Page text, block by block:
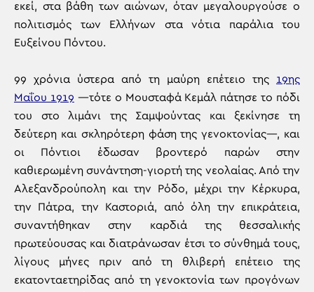
εκεί, στα βάθη των αιώνων, όταν μεγαλουργούσε ο
πολιτισμός των Ελλήνων στα νότια παράλια του
Ευξείνου Πόντου.
99 χρόνια ύστερα από τη μαύρη επέτειο της 19ης
Μαΐου 1919 —τότε ο Μουσταφά Κεμάλ πάτησε το πόδι
του στο λιμάνι της Σαμψούντας και ξεκίνησε τη
δεύτερη και σκληρότερη φάση της γενοκτονίας—, και
οι Πόντιοι έδωσαν βροντερό παρών στην
καθιερωμένη συνάντηση-γιορτή της νεολαίας. Από την
Αλεξανδρούπολη και την Ρόδο, μέχρι την Κέρκυρα,
την Πάτρα, την Καστοριά, από όλη την επικράτεια,
συναντήθηκαν στην καρδιά της θεσσαλικής
πρωτεύουσας και διατράνωσαν έτσι το σύνθημά τους,
λίγους μήνες πριν από τη θλιβερή επέτειο της
εκατονταετηρίδας από τη γενοκτονία των προγόνων